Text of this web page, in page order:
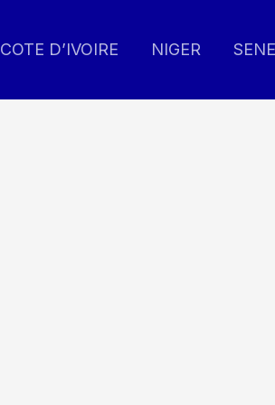
COTE D’IVOIRE NIGER